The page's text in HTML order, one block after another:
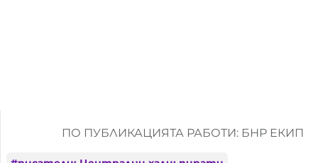
ПО ПУБЛИКАЦИЯТА РАБОТИ: БНР ЕКИП